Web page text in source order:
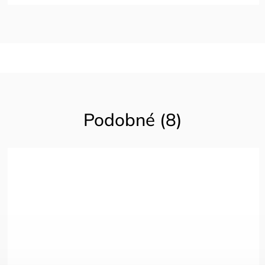
Podobné (8)